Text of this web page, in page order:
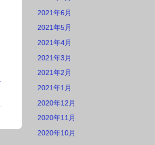
2021年6月
2021年5月
2021年4月
2021年3月
2021年2月
2021年1月
2020年12月
2020年11月
2020年10月